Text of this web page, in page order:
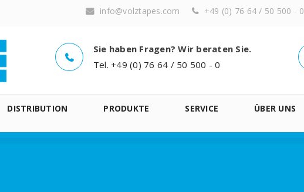
info@volztapes.com +49 (0) 76 64 / 50 500 - 0
Sie haben Fragen? Wir beraten Sie.
Tel. +49 (0) 76 64 / 50 500 - 0
DISTRIBUTION PRODUKTE SERVICE ÜBER UNS